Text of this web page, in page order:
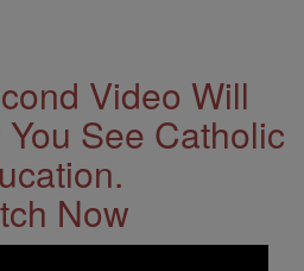
Video Will
See Catholic
Now